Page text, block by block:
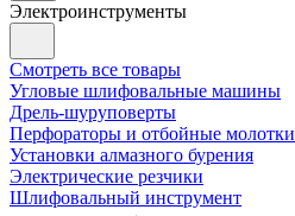
Электроинструменты
Смотреть все товары
Угловые шлифовальные машины
Дрель-шуруповерты
Перфораторы и отбойные молотки
Установки алмазного бурения
Электрические резчики
Шлифовальный инструмент